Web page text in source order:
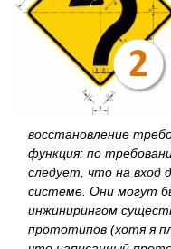
восстановление
функция: по
следует, что на вход
системе. Они могут
инжинирингом
прототипов (хотя я